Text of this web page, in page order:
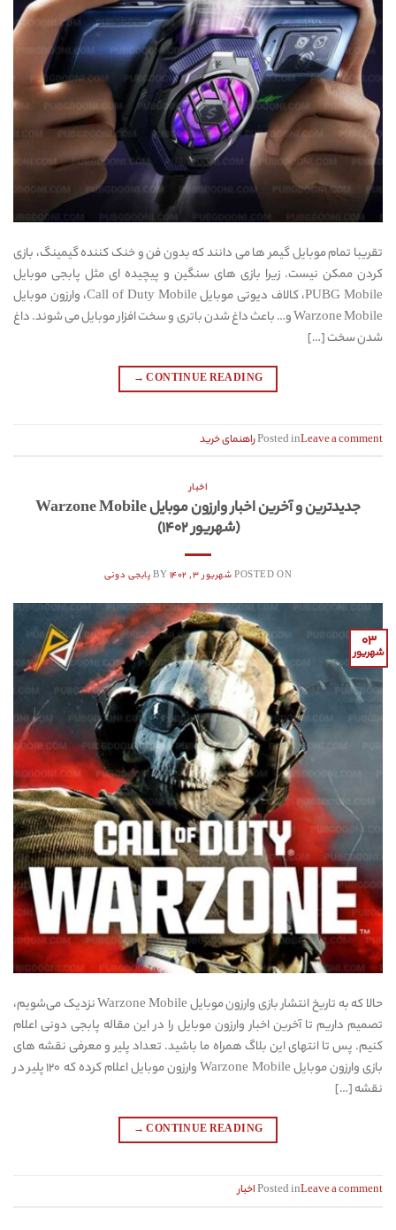
تقریبا تمام موبایل گیمر ها می دانند که بدون فن و خنک کننده گیمینگ، بازی
کردن ممکن نیست. زیرا بازی های سنگین و پیچیده ای مثل پابجی موبایل
PUBG Mobile، کالاف دیوتی موبایل Call of Duty Mobile، وارزون موبایل
Warzone Mobile و… باعث داغ شدن باتری و سخت افزار موبایل می شوند. داغ
شدن سخت […]
CONTINUE READING
→
Posted inراهنمای خرید Leave a comment
اخبار
جدیدترین و آخرین اخبار وارزون موبایل Warzone Mobile
(شهریور ۱۴۰۲)
POSTED ONشهریور ۳, ۱۴۰۲ پابجی دونی
۰۳
شهریور
حالا که به تاریخ انتشار بازی وارزون موبایل Warzone Mobile نزدیک می‌شویم،‌
تصمیم داریم تا آخرین اخبار وارزون موبایل را در این مقاله پابجی دونی اعلام
کنیم. پس تا انتهای این بلاگ همراه ما باشید. تعداد پلیر و معرفی نقشه های
بازی وارزون موبایل Warzone Mobile وارزون موبایل اعلام کرده که ۱۲۰ پلیر در
نقشه […]
CONTINUE READING
→
Posted inاخبار Leave a comment